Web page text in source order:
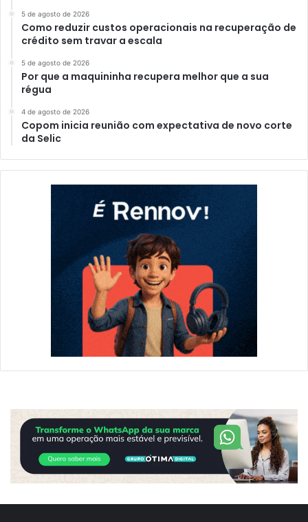
5 de agosto de 2026
Como reduzir custos operacionais na recuperação de
crédito sem travar a escala
5 de agosto de 2026
Por que a maquininha recupera melhor que a sua
régua
4 de agosto de 2026
Copom inicia reunião com expectativa de novo corte
da Selic